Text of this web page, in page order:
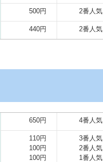
500円 2番人気
440円 2番人気
650円 4番人気
110円
100円
100円
3番人気
2番人気
1番人気